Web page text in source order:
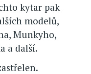
kytar pak
modelů,
Munkyho,
a další.